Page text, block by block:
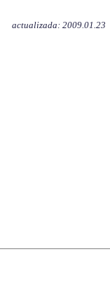
actualizada: 2009.01.23